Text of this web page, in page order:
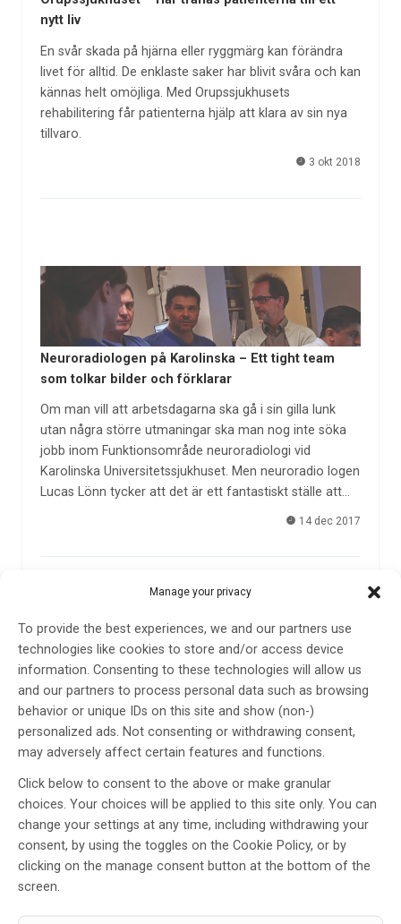
Manage your privacy
To provide the best experiences, we and our partners use
technologies like cookies to store and/or access device
information. Consenting to these technologies will allow us
and our partners to process personal data such as browsing
behavior or unique IDs on this site and show (non-)
personalized ads. Not consenting or withdrawing consent,
may adversely affect certain features and functions.
Click below to consent to the above or make granular
choices. Your choices will be applied to this site only. You can
change your settings at any time, including withdrawing your
consent, by using the toggles on the Cookie Policy, or by
clicking on the manage consent button at the bottom of the
screen.
nytt liv
En svår skada på hjärna eller ryggmärg kan förändra
livet för alltid. De enklaste saker har blivit svåra och kan
kännas helt omöjliga. Med Orupssjukhusets
rehabilitering får patienterna hjälp att klara av sin nya
tillvaro.
3 okt 2018
Neuroradiologen på Karolinska – Ett tight team
som tolkar bilder och förklarar
Om man vill att arbetsdagarna ska gå i sin gilla lunk
utan några större utmaningar ska man nog inte söka
jobb inom Funktionsområde neuroradiologi vid
Karolinska Universitetssjukhuset. Men neuroradio logen
Lucas Lönn tycker att det är ett fantastiskt ställe att…
14 dec 2017
Bredd och spets på Visby lasaretts
neuromottagning
en mycket kompetent neuromottagning. Förutom att
erbjuda ett bra patientbemötande och härliga
omgivningar har kliniken ett samarbete med Karolinska
Universitetssjukhuset som ger utbyte med absolut
spetskunskap.